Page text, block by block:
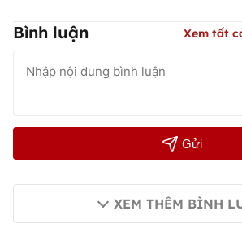
Bình luận Xem tất
Gửi
XEM THÊM BÌNH